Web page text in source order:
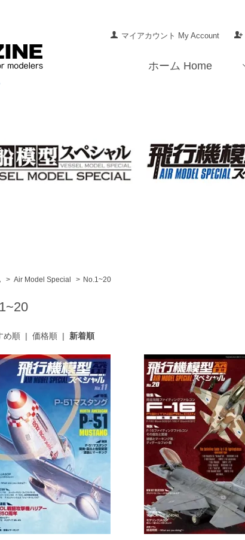
マイアカウント My Account
ホーム Home
> Air Model Special > No.1~20
め順| 価格順| 新着順